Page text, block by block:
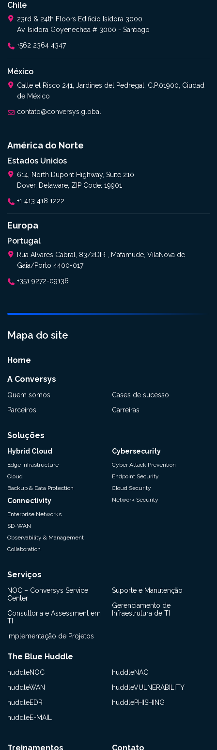
Chile
23rd & 24th Floors Edificio Isidora 3000
Av. Isidora Goyenechea # 3000 - Santiago
+562 2364 4347​
México
Calle el Risco 241, Jardines del Pedregal, C.P.01900, Ciudad
de México
contato@conversys.global
América do Norte
Estados Unidos
614, North Dupont Highway, Suite 210
Dover, Delaware, ZIP Code: 19901
+1 413 418 1222
Europa
Portugal
Rua Alvares Cabral, 83/2DIR , Mafamude, VilaNova de
Gaia/Porto 4400-017
+351 9272-09136
Mapa do site
Home
A Conversys
Quem somos
Parceiros
Cases de sucesso
Carreiras
Soluções
Hybrid Cloud
Edge Infrastructure
Cloud
Backup & Data Protection
Connectivity
Enterprise Networks
SD-WAN
Observability & Management
Collaboration
Cybersecurity
Cyber Attack Prevention
Endpoint Security
Cloud Security
Network Security
Serviços
NOC – Conversys Service
Center
Consultoria e Assessment em
TI
Implementação de Projetos
Suporte e Manutenção
Gerenciamento de
Infraestrutura de TI
The Blue Huddle
huddleNOC
huddleWAN
huddleEDR
huddleE-MAIL
huddleNAC
huddleVULNERABILITY
huddlePHISHING
Treinamentos Contato